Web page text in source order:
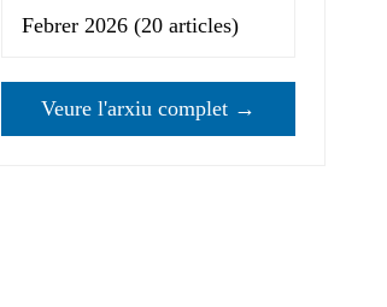
Febrer 2026 (20 articles)
Veure l'arxiu complet →